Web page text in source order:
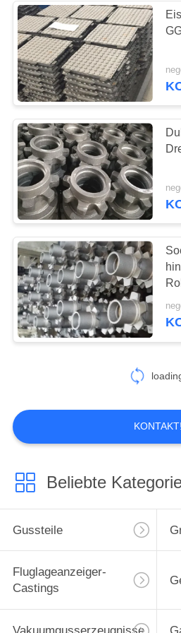
Duktile
Produkte
Grün
Harz-
Verlorene
Castings
KONTAKT!
Beliebte
Gussteile
Fluglageanzeiger-
Castings